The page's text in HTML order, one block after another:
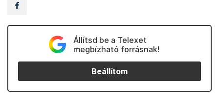
Állítsd be a Telexet
megbízható forrásnak!
Beállítom